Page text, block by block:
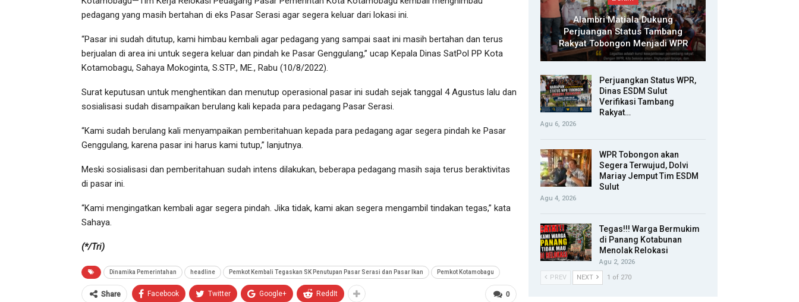
pedagang yang masih bertahan di eks Pasar Serasi agar segera keluar dari lokasi ini.
“Pasar ini sudah ditutup, kami himbau kembali agar pedagang yang sampai saat ini masih bertahan dan terus
berjualan di area ini untuk segera keluar dan pindah ke Pasar Genggulang,” ucap Kepala Dinas SatPol PP Kota
Kotamobagu, Sahaya Mokoginta, S.STP., ME., Rabu (10/8/2022).
Surat keputusan untuk menghentikan dan menutup operasional pasar ini sudah sejak tanggal 4 Agustus lalu dan
sosialisasi sudah disampaikan berulang kali kepada para pedagang Pasar Serasi.
“Kami sudah berulang kali menyampaikan pemberitahuan kepada para pedagang agar segera pindah ke Pasar
Genggulang, karena pasar ini harus kami tutup,” lanjutnya.
Meski sosialisasi dan pemberitahuan sudah intens dilakukan, beberapa pedagang masih saja terus beraktivitas
di pasar ini.
“Kami mengingatkan kembali agar segera pindah. Jika tidak, kami akan segera mengambil tindakan tegas,” kata
Sahaya.
(*/Tri)
Dinamika Pemerintahan headline Pemkot Kembali Tegaskan SK Penutupan Pasar Serasi dan Pasar Ikan Pemkot Kotamobagu
0
Share Facebook Twitter Google+ ReddIt
Alambri Matiala Dukung
Perjuangan Status Tambang
Rakyat Tobongon Menjadi WPR
Perjuangkan Status WPR,
Dinas ESDM Sulut
Verifikasi Tambang
Rakyat…
Agu 6, 2026
WPR Tobongon akan
Segera Terwujud, Dolvi
Mariay Jemput Tim ESDM
Sulut
Agu 4, 2026
Tegas!!! Warga Bermukim
di Panang Kotabunan
Menolak Relokasi
Agu 2, 2026
PREV
NEXT 1 of 270